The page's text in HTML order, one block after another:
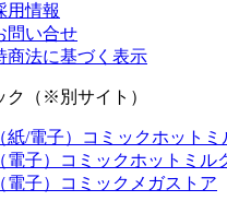
用情報
問い合せ
商法に基づく表示
ク（※別サイト）
（紙/電子）コミックホットミ
（電子）コミックホットミル
（電子）コミックメガストア